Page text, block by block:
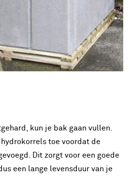
kun je bak gaan vullen.
toe voordat de
Dit zorgt voor een goede
een lange levensduur van je